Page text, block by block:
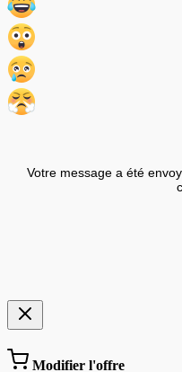
Votre message a été
Modifier l'offre